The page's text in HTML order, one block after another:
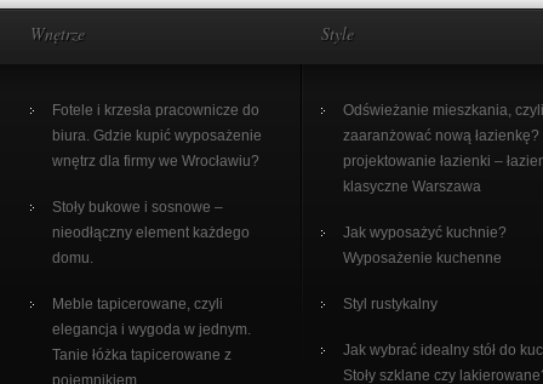
Wnętrze
Fotele i krzesła pracownicze do
biura. Gdzie kupić wyposażenie
wnętrz dla firmy we Wrocławiu?
Stoły bukowe i sosnowe –
nieodłączny element każdego
domu.
Meble tapicerowane, czyli
elegancja i wygoda w jednym.
Tanie łóżka tapicerowane z
pojemnikiem
Style
Odświeżanie mieszkania,
zaaranżować nową łazienkę?
projektowanie łazienki –
klasyczne Warszawa
Jak wyposażyć kuchnie?
Wyposażenie kuchenne
Styl rustykalny
Jak wybrać idealny stół do
Stoły szklane czy